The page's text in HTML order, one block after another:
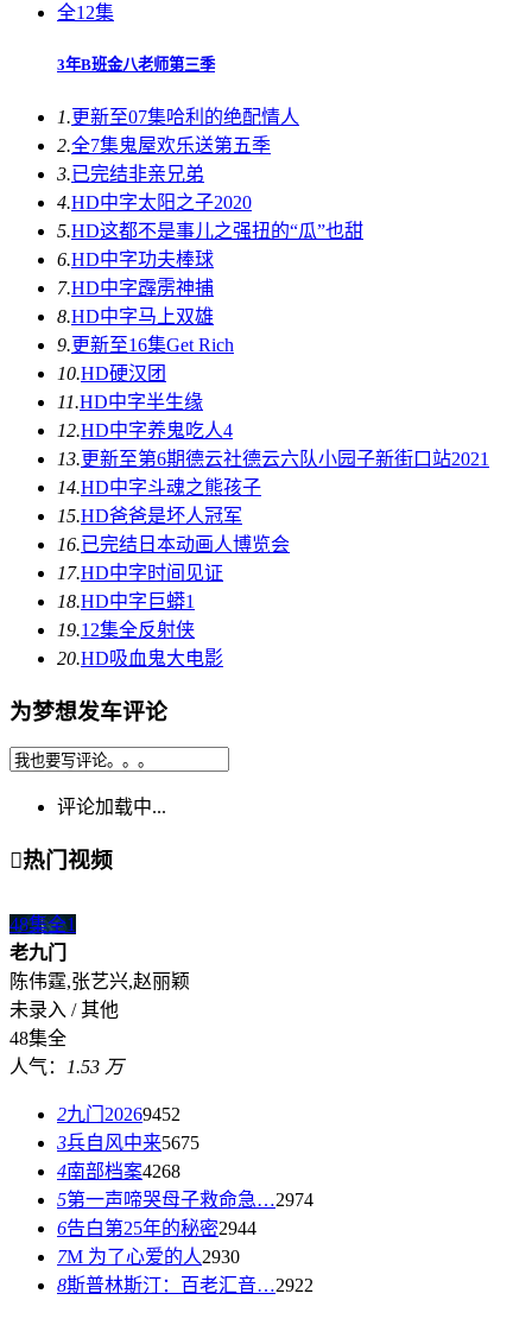
全12集
3年B班金八老师第三季
1.更新至07集哈利的绝配情人
2.全7集鬼屋欢乐送第五季
3.已完结非亲兄弟
4.HD中字太阳之子2020
5.HD这都不是事儿之强扭的“瓜”也甜
6.HD中字功夫棒球
7.HD中字霹雳神捕
8.HD中字马上双雄
9.更新至16集Get Rich
10.HD硬汉团
11.HD中字半生缘
12.HD中字养鬼吃人4
13.更新至第6期德云社德云六队小园子新街口站2021
14.HD中字斗魂之熊孩子
15.HD爸爸是坏人冠军
16.已完结 日本动画人博览会
17.HD中字时间见证
18.HD中字 巨蟒1
19.12集全反射侠
20.HD吸血鬼大电影
为梦想发车评论
评论加载中...
热门视频
48集全1
老九门
陈伟霆,张艺兴,赵丽颖
未录入 / 其他
48集全
人气：
1.53 万
2九门20269452
3兵自风中来5675
4南部档案4268
5第一声啼哭母子救命急…2974
6告白第25年的秘密2944
7M 为了心爱的人2930
8斯普林斯汀：百老汇音…2922